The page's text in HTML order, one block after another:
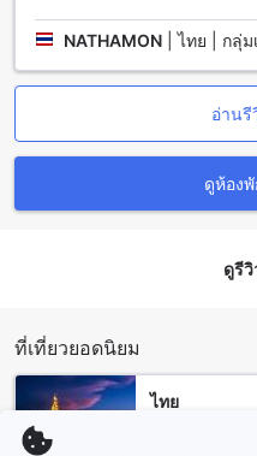
เมนูอร่อยๆ ให้คุณเลือกสัมผัส
วิธีการเดินทางจากสนามบินเ
ซา บูติค แอนด์ บัดเจ็ท โฮเทล
บาร์ซา บูติค แอนด์ บัดเจ็ท โฮ
ทางจากสนามบินเชียงรายไป
คุณสามารถใช้บริการรถแท็ก
ประมาณ 30 นาที และค่าใช้จ่
นอกจากนี้ คุณยังสามารถเช่า
บินเชียงรายเพื่อเดินทางมายัง
รถส่วนตัวจะช่วยให้คุณสามาร
NATHAMON |ไทย | กลุ่ม
อ่านรี
ดูห้อง
ดูรี
ที่เที่ยวยอดนิยม
ไทย